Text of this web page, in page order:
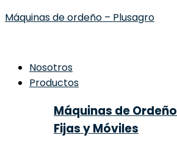
Máquinas de ordeño – Plusagro
Nosotros
Productos
Máquinas de Ordeño
Fijas y Móviles